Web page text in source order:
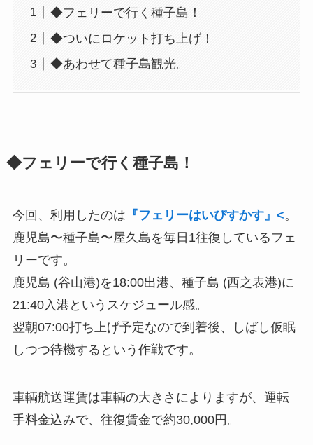
◆フェリーで行く種子島！
◆ついにロケット打ち上げ！
◆あわせて種子島観光。
◆フェリーで行く種子島！
今回、利用したのは 『フェリーはいびすかす』<。
鹿児島〜種子島〜屋久島を毎日1往復しているフェ
リーです。
鹿児島 (谷山港)を18:00出港、種子島 (西之表港)に
21:40入港というスケジュール感。
翌朝07:00打ち上げ予定なので到着後、しばし仮眠
しつつ待機するという作戦です。
車輌航送運賃は車輌の大きさによりますが、運転
手料金込みで、往復賃金で約30,000円。